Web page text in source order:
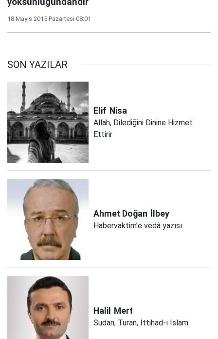
18 Mayıs 2015 Pazartesi 08:01
SON YAZILAR
Elif Nisa
Allah, Dilediğini Dinine Hizmet
Ettirir
Ahmet Doğan İlbey
Habervaktim’e vedâ yazısı
Halil Mert
Sudan, Turan, İttihad-ı İslam